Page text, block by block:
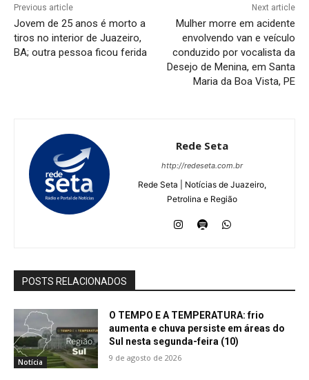
Previous article
Jovem de 25 anos é morto a
tiros no interior de Juazeiro,
BA; outra pessoa ficou ferida
Next article
Mulher morre em acidente
envolvendo van e veículo
conduzido por vocalista da
Desejo de Menina, em Santa
Maria da Boa Vista, PE
Rede Seta
http://redeseta.com.br
Rede Seta | Notícias de Juazeiro,
Petrolina e Região
POSTS RELACIONADOS
Notícia
O TEMPO E A TEMPERATURA: frio
aumenta e chuva persiste em áreas do
Sul nesta segunda-feira (10)
9 de agosto de 2026